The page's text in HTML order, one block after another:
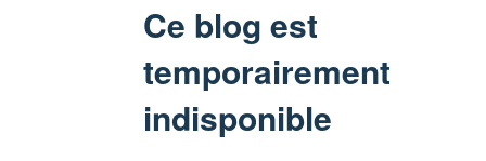
Ce blog est
temporairement
indisponible